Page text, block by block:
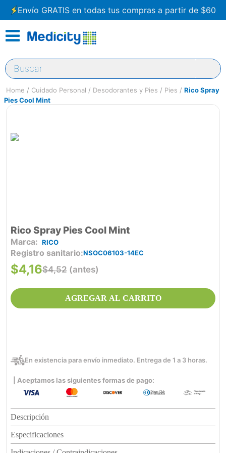
Envío GRATIS en todas tus compras a partir de $60
Buscar
Cuidado Personal Desodorantes y Pies Pies
Rico Spray
Pies Cool Mint
Rico Spray Pies Cool Mint
RICO
Registro sanitario NSOC06103-14EC
$4,52 (antes)
$4,16
AGREGAR AL CARRITO
En existencia para envío inmediato. Entrega de 1 a 3 horas.
| Aceptamos las siguientes formas de pago:
Descripción
Especificaciones